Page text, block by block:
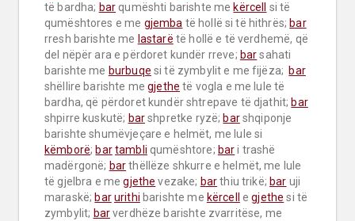
të bardha; bar qumështi barishte me kërcell
si të
qumështores e me gjemba të hollë si të hithrës; bar
rresh barishte me lastarë të hollë e të verdhemë, që
del nëpër ara e përdoret kundër rreve; bar sahati
barishte me burbuqe si të zymbylit e me fijëza; bar
shëllire barishte me gjethe të vogla e me lule të
bardha, që përdoret kundër shtrepave të djathit; bar
shpirre kuskutë; bar shpretke ryzë; bar shqiponje
këmborë; bartambli qumështore; bar i trashë
madërgonë; bar thëllëze shkurre e helmët, me lule
të gjelbra e me gjethe vezake; bar thiu trikë; bar uji
maraskë; barurithi barishte me kërcell e gjethe si të
zymbylit; bar verdhëze barishte zvarritëse, me